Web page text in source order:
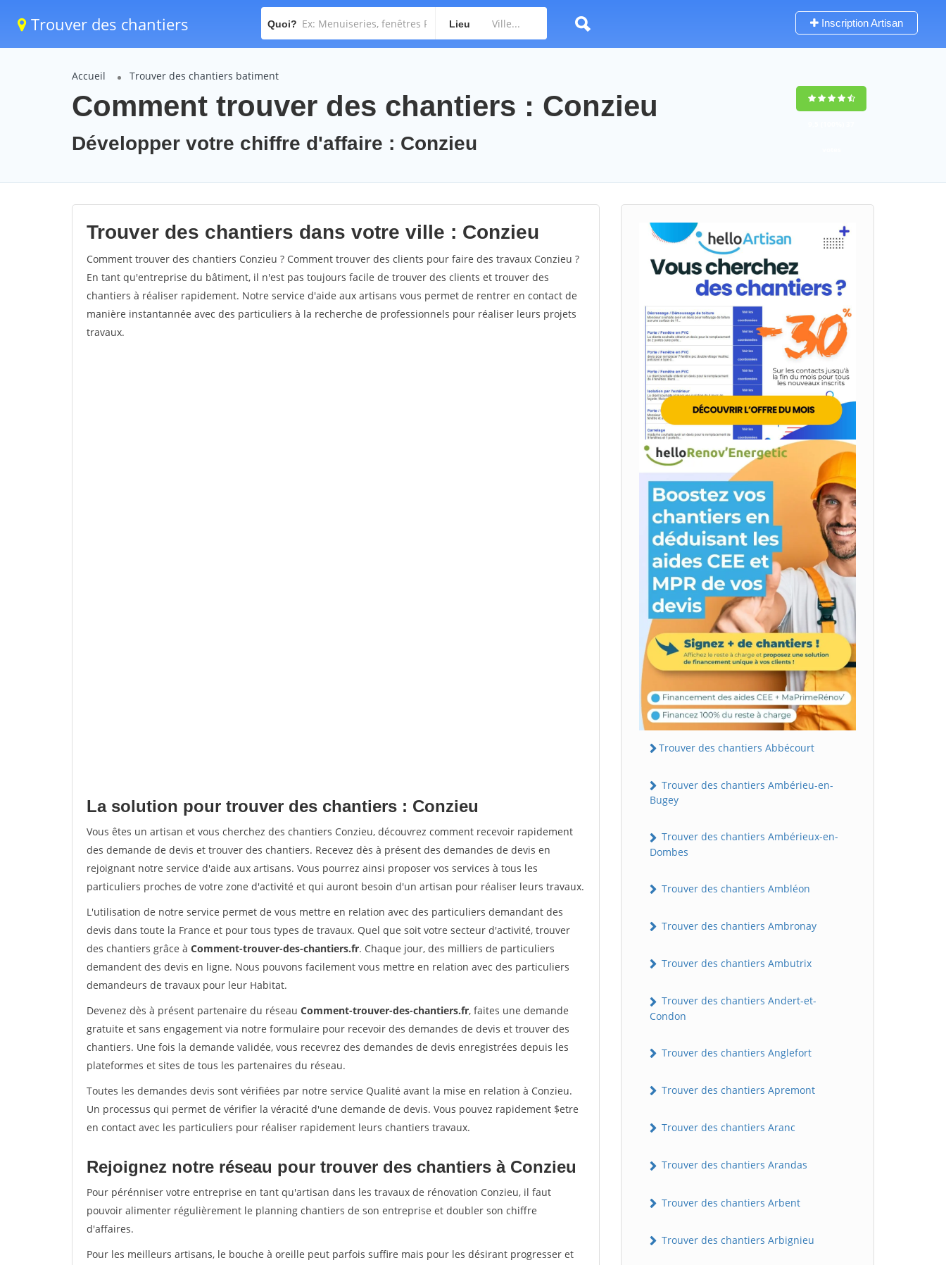
Trouver des chantiers Quoi? Lieu Inscription Artisan
Accueil Trouver des chantiers batiment
Comment trouver des chantiers : Conzieu
Développer votre chiffre d'affaire : Conzieu
Trouver des chantiers dans votre ville : Conzieu
Comment trouver des chantiers Conzieu ? Comment trouver des clients pour faire des travaux Conzieu ?
En tant qu'entreprise du bâtiment, il n'est pas toujours facile de trouver des clients et trouver des
chantiers à réaliser rapidement. Notre service d'aide aux artisans vous permet de rentrer en contact de
manière instantannée avec des particuliers à la recherche de professionnels pour réaliser leurs projets
travaux.
La solution pour trouver des chantiers : Conzieu
Vous êtes un artisan et vous cherchez des chantiers Conzieu, découvrez comment recevoir rapidement
des demande de devis et trouver des chantiers. Recevez dès à présent des demandes de devis en
rejoignant notre service d'aide aux artisans. Vous pourrez ainsi proposer vos services à tous les
particuliers proches de votre zone d'activité et qui auront besoin d'un artisan pour réaliser leurs travaux.
L'utilisation de notre service permet de vous mettre en relation avec des particuliers demandant des
devis dans toute la France et pour tous types de travaux. Quel que soit votre secteur d'activité, trouver
des chantiers grâce à Comment-trouver-des-chantiers.fr. Chaque jour, des milliers de particuliers
demandent des devis en ligne. Nous pouvons facilement vous mettre en relation avec des particuliers
demandeurs de travaux pour leur Habitat.
Devenez dès à présent partenaire du réseau Comment-trouver-des-chantiers.fr, faites une demande
gratuite et sans engagement via notre formulaire pour recevoir des demandes de devis et trouver des
chantiers. Une fois la demande validée, vous recevrez des demandes de devis enregistrées depuis les
plateformes et sites de tous les partenaires du réseau.
Toutes les demandes devis sont vérifiées par notre service Qualité avant la mise en relation à Conzieu.
Un processus qui permet de vérifier la véracité d'une demande de devis. Vous pouvez rapidement $etre
en contact avec les particuliers pour réaliser rapidement leurs chantiers travaux.
Rejoignez notre réseau pour trouver des chantiers à Conzieu
Pour pérénniser votre entreprise en tant qu'artisan dans les travaux de rénovation Conzieu, il faut
pouvoir alimenter régulièrement le planning chantiers de son entreprise et doubler son chiffre
d'affaires.
Pour les meilleurs artisans, le bouche à oreille peut parfois suffire mais pour les désirant progresser et
Trouver des chantiers Abbécourt
Trouver des chantiers Ambérieu-en-
Bugey
Trouver des chantiers Ambérieux-en-
Dombes
Trouver des chantiers Ambléon
Trouver des chantiers Ambronay
Trouver des chantiers Ambutrix
Trouver des chantiers Andert-et-
Condon
Trouver des chantiers Anglefort
Trouver des chantiers Apremont
Trouver des chantiers Aranc
Trouver des chantiers Arandas
Trouver des chantiers Arbent
Trouver des chantiers Arbignieu